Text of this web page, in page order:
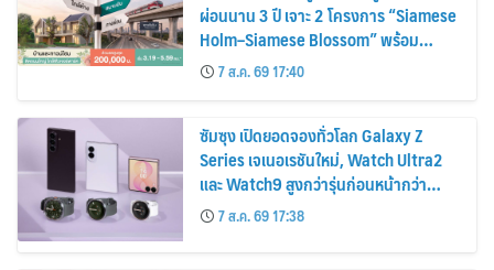
ผ่อนนาน 3 ปี เจาะ 2 โครงการ “Siamese
Holm–Siamese Blossom” พร้อม
ส่วนลดและสิทธิพิเศษถึง 31 สิงหาคม
2569
7 ส.ค. 69 17:40
ซัมซุง เปิดยอดจองทั่วโลก Galaxy Z
Series เจเนอเรชันใหม่, Watch Ultra2
และ Watch9 สูงกว่ารุ่นก่อนหน้ากว่า
30%7 ส.ค. 69 17:38